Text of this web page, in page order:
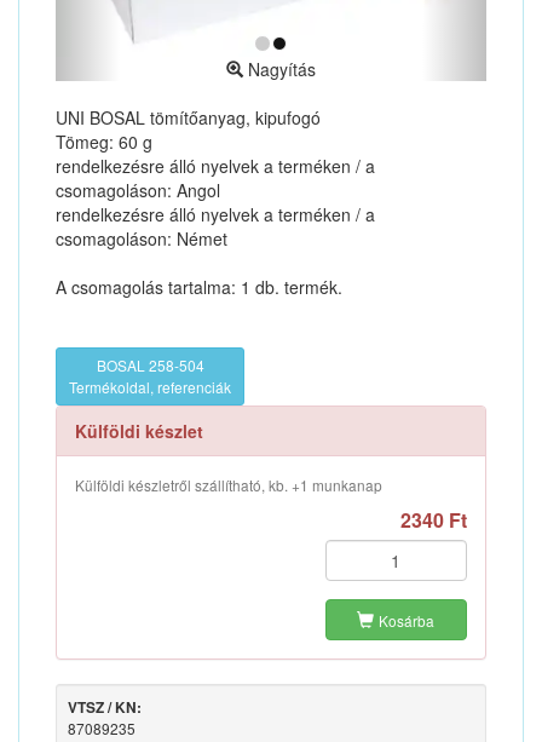
Nagyítás
UNI BOSAL tömítőanyag, kipufogó
Tömeg: 60 g
rendelkezésre álló nyelvek a terméken / a
csomagoláson: Angol
rendelkezésre álló nyelvek a terméken / a
csomagoláson: Német
A csomagolás tartalma: 1 db. termék.
BOSAL 258-504
Termékoldal, referenciák
Külföldi készlet
Külföldi készletről szállítható, kb. +1 munkanap
2340 Ft
Kosárba
VTSZ / KN:
87089235